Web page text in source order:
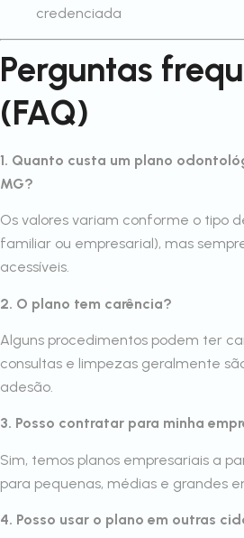
credenciada
Perguntas
(FAQ)
1. Quanto custa um plano
MG?
Os valores variam conforme o tipo
familiar ou empresarial), mas
acessíveis.
2. O plano tem carência?
Alguns procedimentos podem ter
consultas e limpezas geralmente
adesão.
3. Posso contratar para minha
Sim, temos planos empresariais a
para pequenas, médias e grandes
4. Posso usar o plano em outras